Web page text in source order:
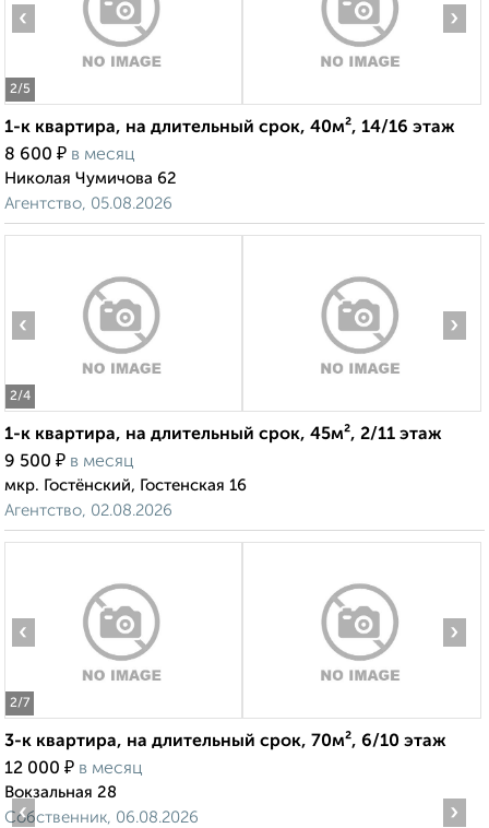
2/5
‹ ›
1-к квартира, на длительный срок, 40м², 14/16 этаж
8 600 ₽ в месяц
Николая Чумичова 62
Агентство, 05.08.2026
2/4
‹ ›
1-к квартира, на длительный срок, 45м², 2/11 этаж
9 500 ₽ в месяц
мкр. Гостёнский, Гостенская 16
Агентство, 02.08.2026
2/7
‹ ›
3-к квартира, на длительный срок, 70м², 6/10 этаж
12 000 ₽ в месяц
Вокзальная 28
Собственник, 06.08.2026
‹ ›